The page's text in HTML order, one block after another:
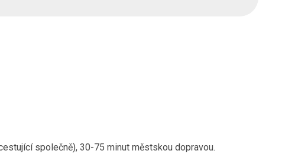
společně), 30-75 minut městskou dopravou.